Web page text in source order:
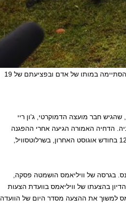
חבר מועצה הדמוקרטי, ג'ון ריי
הדחיה האמורה הגיעה אחרי ההפגנה
), שנערכה ב-12 בחודש אוגוסט האחרון, בשרלוטסוויל,
בגרסה של וויליאמס הושמטה פסקה,
בהצעתו של וויליאמס בוועדת הצעות
למשוך את ההצעה מסדר היום של הוועדה.